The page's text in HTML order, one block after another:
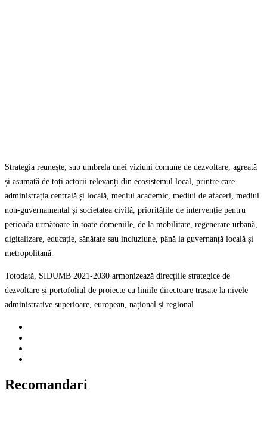
Strategia reunește, sub umbrela unei viziuni comune de dezvoltare, agreată
și asumată de toți actorii relevanți din ecosistemul local, printre care
administrația centrală și locală, mediul academic, mediul de afaceri, mediul
non-guvernamental și societatea civilă, prioritățile de intervenție pentru
perioada următoare în toate domeniile, de la mobilitate, regenerare urbană,
digitalizare, educație, sănătate sau incluziune, până la guvernanță locală și
metropolitană.
Totodată, SIDUMB 2021-2030 armonizează direcțiile strategice de
dezvoltare și portofoliul de proiecte cu liniile directoare trasate la nivele
administrative superioare, european, național și regional.
Recomandari